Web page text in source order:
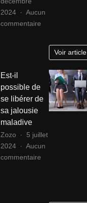
2024
Aucun
commentairesur
options
Darty
:
Trouvez
celle
correspond
à
vos
Voir article
Est-il
possible de
se libérer de
sa jalousie
maladive
Zozo
5 juillet
2024
Aucun
commentairesur